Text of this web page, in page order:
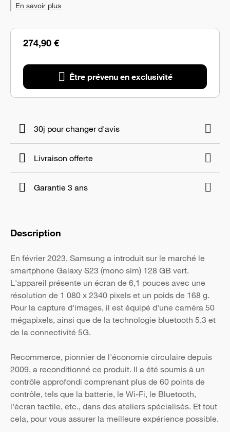
274,90 €
Être prévenu en exclusivité
En savoir plus
30j pour changer d'avis
Livraison offerte
Garantie 3 ans
Description
En février 2023, Samsung a introduit sur le marché le
smartphone Galaxy S23 (mono sim) 128 GB vert.
L'appareil présente un écran de 6,1 pouces avec une
résolution de 1 080 x 2340 pixels et un poids de 168 g.
Pour la capture d'images, il est équipé d'une caméra 50
mégapixels, ainsi que de la technologie bluetooth 5.3 et
de la connectivité 5G.
Recommerce, pionnier de l'économie circulaire depuis
2009, a reconditionné ce produit. Il a été soumis à un
contrôle approfondi comprenant plus de 60 points de
contrôle, tels que la batterie, le Wi-Fi, le Bluetooth,
l'écran tactile, etc., dans des ateliers spécialisés. Et tout
cela, pour vous assurer la meilleure expérience possible.